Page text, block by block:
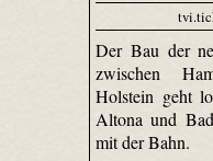
Der Bau der
zwischen
Holstein geht
Altona und
mit der Bahn.